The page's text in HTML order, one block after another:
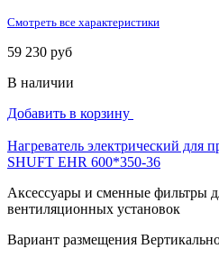
Смотреть все характеристики
59 230 руб
В наличии
Добавить в корзину
Нагреватель электрический для
SHUFT EHR 600*350-36
Аксессуары и сменные фильтры
вентиляционных установок
Вариант размещения